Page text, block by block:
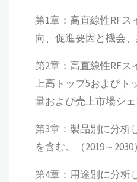
第1章：高直線性RF
向、促進要因と機会
第2章：高直線性RF
上高トップ5およびト
量および売上市場シ
第3章：製品別に分析
を含む。（2019～2030）
第4章：用途別に分析